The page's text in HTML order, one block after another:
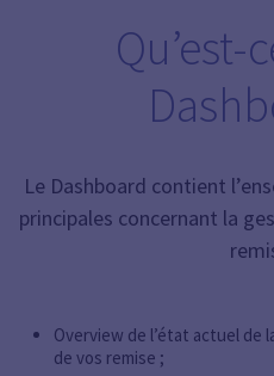
Qu’est-
Le Dashboard contient
principales concernant la
Overview de l’état actuel
de vos remise ;